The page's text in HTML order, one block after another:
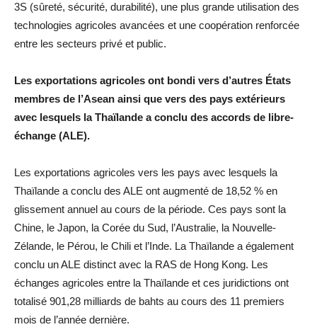
3S (sûreté, sécurité, durabilité), une plus grande utilisation des
technologies agricoles avancées et une coopération renforcée
entre les secteurs privé et public.
Les exportations agricoles ont bondi vers d’autres États
membres de l’Asean ainsi que vers des pays extérieurs
avec lesquels la Thaïlande a conclu des accords de libre-
échange (ALE).
Les exportations agricoles vers les pays avec lesquels la
Thaïlande a conclu des ALE ont augmenté de 18,52 % en
glissement annuel au cours de la période. Ces pays sont la
Chine, le Japon, la Corée du Sud, l’Australie, la Nouvelle-
Zélande, le Pérou, le Chili et l’Inde. La Thaïlande a également
conclu un ALE distinct avec la RAS de Hong Kong. Les
échanges agricoles entre la Thaïlande et ces juridictions ont
totalisé 901,28 milliards de bahts au cours des 11 premiers
mois de l’année dernière.